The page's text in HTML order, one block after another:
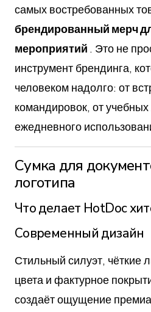
самых востребованных
брендированный мерч
мероприятий . Это не
инструмент брендинга,
человеком надолго: от
командировок, от
ежедневного
Сумка для
логотипа
Что делает HotDoc
Современный дизайн
Стильный силуэт, чёткие
цвета и фактурное
создаёт ощущение